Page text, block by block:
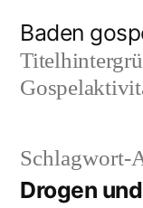
Inhalt
springen
Baden
Schlagwort-
Drogen